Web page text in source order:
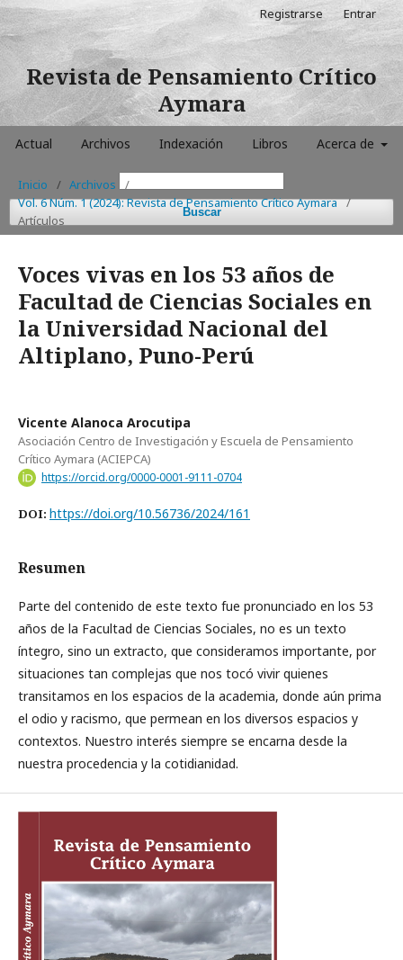
Revista de Pensamiento Crítico
Aymara
Actual Archivos Indexación Libros Acerca de
Buscar
Registrarse Entrar
Inicio / Archivos
/
Vol. 6 Núm. 1 (2024): Revista de Pensamiento Crítico Aymara /
Artículos
Voces vivas en los 53 años de
Facultad de Ciencias Sociales en
la Universidad Nacional del
Altiplano, Puno-Perú
Vicente Alanoca Arocutipa
Asociación Centro de Investigación y Escuela de Pensamiento
Crítico Aymara (ACIEPCA)
https://orcid.org/0000-0001-9111-0704
DOI: https://doi.org/10.56736/2024/161
Resumen
Parte del contenido de este texto fue pronunciado en los 53
años de la Facultad de Ciencias Sociales, no es un texto
íntegro, sino un extracto, que consideramos importante, por
situaciones tan complejas que nos tocó vivir quienes
transitamos en los espacios de la academia, donde aún prima
el odio y racismo, que permean en los diversos espacios y
contextos. Nuestro interés siempre se encarna desde la
nuestra procedencia y la cotidianidad.